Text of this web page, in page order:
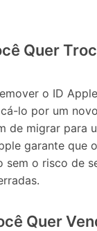
Quer
o ID
lo por um
de migrar para
garante que
sem o risco de
Quer